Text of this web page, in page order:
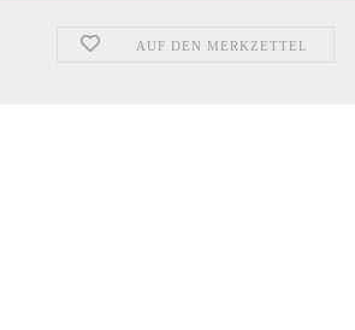
AUF DEN MERKZETTEL